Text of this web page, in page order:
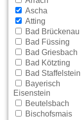
Ascha
Atting
Bad Brückenau
Bad Füssing
Bad Griesbach
Bad Kötzting
Bad Staffelstein
Bayerisch
Eisenstein
Beutelsbach
Bischofsmais